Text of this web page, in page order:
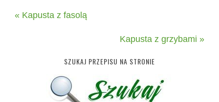
« Kapusta z fasolą
Kapusta z grzybami »
SZUKAJ PRZEPISU NA STRONIE